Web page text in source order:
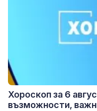
Хороскоп за 6
възможности,